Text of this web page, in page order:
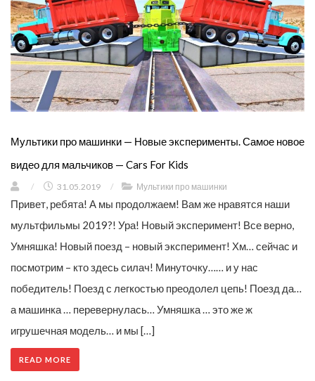
Мультики про машинки — Новые эксперименты. Самое новое
видео для мальчиков — Cars For Kids
/ 31.05.2019 / Мультики про машинки
Привет, ребята! А мы продолжаем! Вам же нравятся наши
мультфильмы 2019?! Ура! Новый эксперимент! Все верно,
Умняшка! Новый поезд – новый эксперимент! Хм… сейчас и
посмотрим – кто здесь силач! Минуточку…… и у нас
победитель! Поезд с легкостью преодолел цепь! Поезд да…
а машинка … перевернулась… Умняшка … это же ж
игрушечная модель… и мы […]
READ MORE